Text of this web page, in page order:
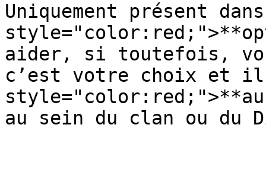
Uniquement présent
aider, si toutefois,
c’est votre choix et il